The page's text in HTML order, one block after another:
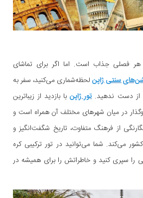
هر فصلی جذاب است. اما اگر برای تماشای
سنتی ژاپنلحظه‌شماری می‌کنید، سفر به
از دست ندهید.تور ژاپنبا بازدید از زیباترین
در میان شهرهای مختلف آن همراه است و
از فرهنگ متفاوت، تاریخ شگفت‌انگیز و
می‌کند. شما می‌توانید در تور ترکیبی کره
16 روز رویایی را سپری کنید و خاطراتش را برای همیشه در